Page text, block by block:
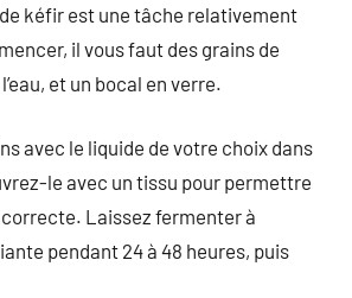
kéfir est une tâche relativement
il vous faut des grains de
et un bocal en verre.
avec le liquide de votre choix dans
le avec un tissu pour permettre
Laissez fermenter à
pendant 24 à 48 heures, puis